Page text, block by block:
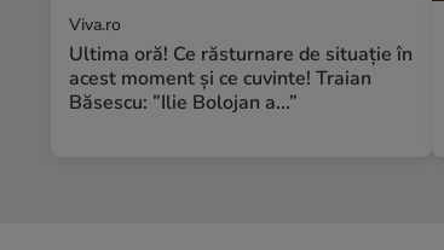
Viva.ro
Ultima oră! Ce răsturnare de situație în
acest moment și ce cuvinte! Traian
Băsescu: ”Ilie Bolojan a...”